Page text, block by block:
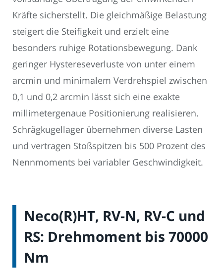
Kräfte sicherstellt. Die gleichmäßige Belastung
steigert die Steifigkeit und erzielt eine
besonders ruhige Rotationsbewegung. Dank
geringer Hystereseverluste von unter einem
arcmin und minimalem Verdrehspiel zwischen
0,1 und 0,2 arcmin lässt sich eine exakte
millimetergenaue Positionierung realisieren.
Schrägkugellager übernehmen diverse Lasten
und vertragen Stoßspitzen bis 500 Prozent des
Nennmoments bei variabler Geschwindigkeit.
Neco(R)HT, RV-N, RV-C und
RS: Drehmoment bis 70000
Nm